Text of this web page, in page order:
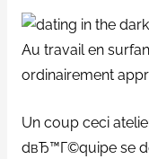
Au travail en
ordinairement
Un coup ceci
dвЂ™Г©quipe se